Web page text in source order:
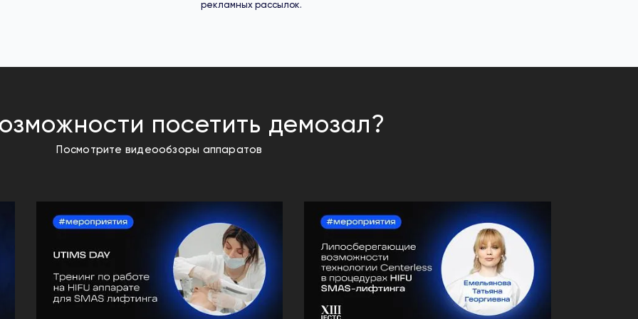
рекламных рассылок.
посетить демозал?
Посмотрите видеообзоры аппаратов